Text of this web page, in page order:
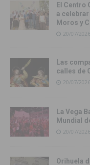
El Centro
a
Moros y
20/07/2026
Las
calles de
20/07/2026
La Vega
Mundial
20/07/2026
Orihuela